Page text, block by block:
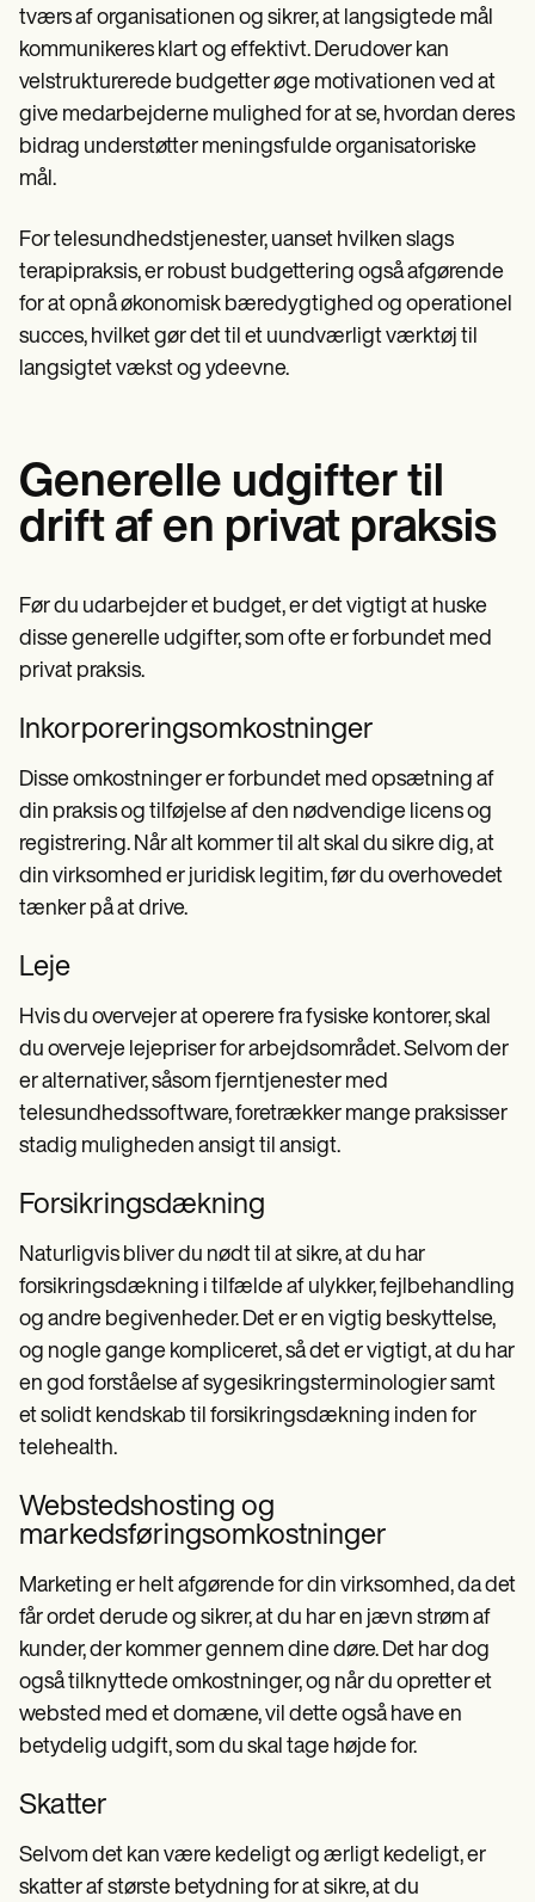
tværs af organisationen og sikrer, at langsigtede mål
kommunikeres klart og effektivt. Derudover kan
velstrukturerede budgetter øge motivationen ved at
give medarbejderne mulighed for at se, hvordan deres
bidrag understøtter meningsfulde organisatoriske
mål.
For telesundhedstjenester, uanset hvilken slags
terapipraksis, er robust budgettering også afgørende
for at opnå økonomisk bæredygtighed og operationel
succes, hvilket gør det til et uundværligt værktøj til
langsigtet vækst og ydeevne.
Generelle udgifter til
drift af en privat praksis
Før du udarbejder et budget, er det vigtigt at huske
disse generelle udgifter, som ofte er forbundet med
privat praksis.
Inkorporeringsomkostninger
Disse omkostninger er forbundet med opsætning af
din praksis og tilføjelse af den nødvendige licens og
registrering. Når alt kommer til alt skal du sikre dig, at
din virksomhed er juridisk legitim, før du overhovedet
tænker på at drive.
Leje
Hvis du overvejer at operere fra fysiske kontorer, skal
du overveje lejepriser for arbejdsområdet. Selvom der
er alternativer, såsom fjerntjenester med
telesundhedssoftware, foretrækker mange praksisser
stadig muligheden ansigt til ansigt.
Forsikringsdækning
Naturligvis bliver du nødt til at sikre, at du har
forsikringsdækning i tilfælde af ulykker, fejlbehandling
og andre begivenheder. Det er en vigtig beskyttelse,
og nogle gange kompliceret, så det er vigtigt, at du har
en god forståelse af sygesikringsterminologier samt
et solidt kendskab til forsikringsdækning inden for
telehealth.
Webstedshosting og
markedsføringsomkostninger
Marketing er helt afgørende for din virksomhed, da det
får ordet derude og sikrer, at du har en jævn strøm af
kunder, der kommer gennem dine døre. Det har dog
også tilknyttede omkostninger, og når du opretter et
websted med et domæne, vil dette også have en
betydelig udgift, som du skal tage højde for.
Skatter
Selvom det kan være kedeligt og ærligt kedeligt, er
skatter af største betydning for at sikre, at du